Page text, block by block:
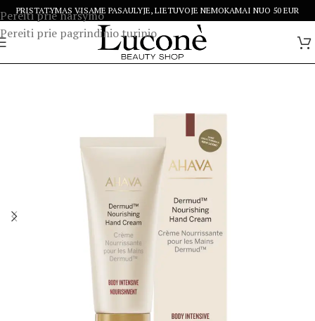
Pereiti prie naršymo
Pereiti prie pagrindinio turinio
PRISTATYMAS VISAME PASAULYJE, LIETUVOJE NEMOKAMAI NUO 50 EUR